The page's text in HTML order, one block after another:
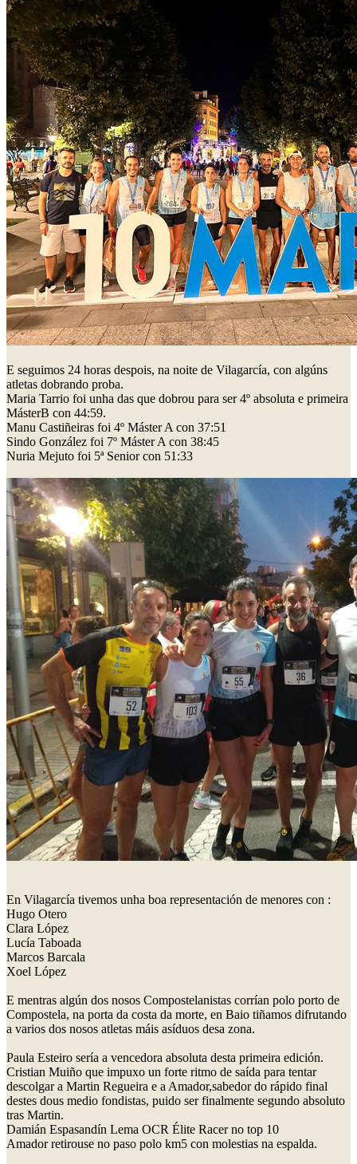
E seguimos 24 horas despois, na noite de Vilagarcía, con algúns
atletas dobrando proba.
Maria Tarrio foi unha das que dobrou para ser 4º absoluta e primeira
MásterB con 44:59.
Manu Castiñeiras foi 4º Máster A con 37:51
Sindo González foi 7º Máster A con 38:45
Nuria Mejuto foi 5ª Senior con 51:33
En Vilagarcía tivemos unha boa representación de menores con :
Hugo Otero
Clara López
Lucía Taboada
Marcos Barcala
Xoel López
E mentras algún dos nosos Compostelanistas corrían polo porto de
Compostela, na porta da costa da morte, en Baio tiñamos difrutando
a varios dos nosos atletas máis asíduos desa zona.
Paula Esteiro sería a vencedora absoluta desta primeira edición.
Cristian Muiño que impuxo un forte ritmo de saída para tentar
descolgar a Martin Regueira e a Amador,sabedor do rápido final
destes dous medio fondistas, puido ser finalmente segundo absoluto
tras Martin.
Damián Espasandín Lema OCR Élite Racer no top 10
Amador retirouse no paso polo km5 con molestias na espalda.